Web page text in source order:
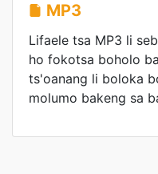
MP3
Lifaele tsa MP3 li
ho fokotsa boholo
ts'oanang li boloka
molumo bakeng sa